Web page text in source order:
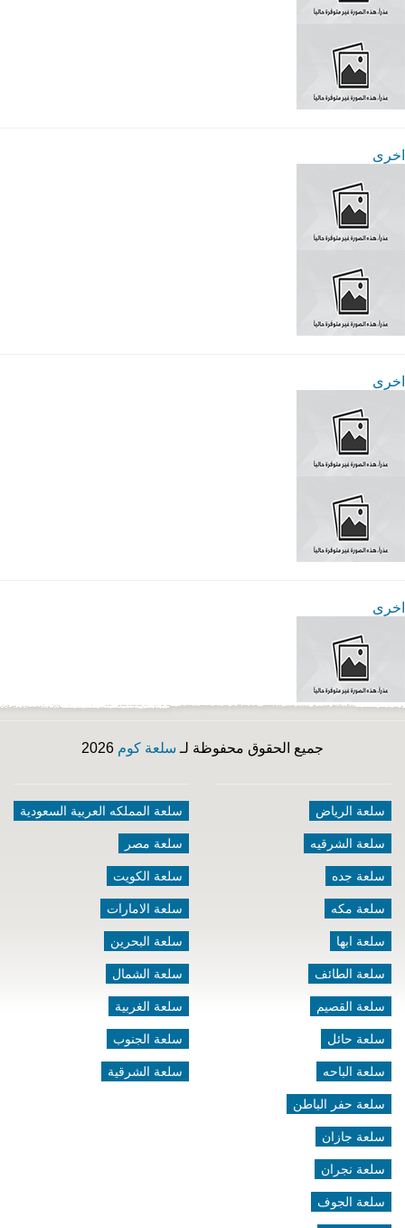
اخرى
اخرى
اخرى
جميع الحقوق محفوظة لـ سلعة كوم
سلعة الرياض
سلعة الشرقيه
سلعة جده
سلعة مكه
سلعة ابها
سلعة الطائف
سلعة القصيم
سلعة حائل
سلعة الباحه
سلعة حفر الباطن
سلعة جازان
سلعة نجران
سلعة الجوف
سلعة المملكه العربية السعودية
سلعة مصر
سلعة الكويت
سلعة الامارات
سلعة البحرين
سلعة الشمال
سلعة الغربية
سلعة الجنوب
سلعة الشرقية